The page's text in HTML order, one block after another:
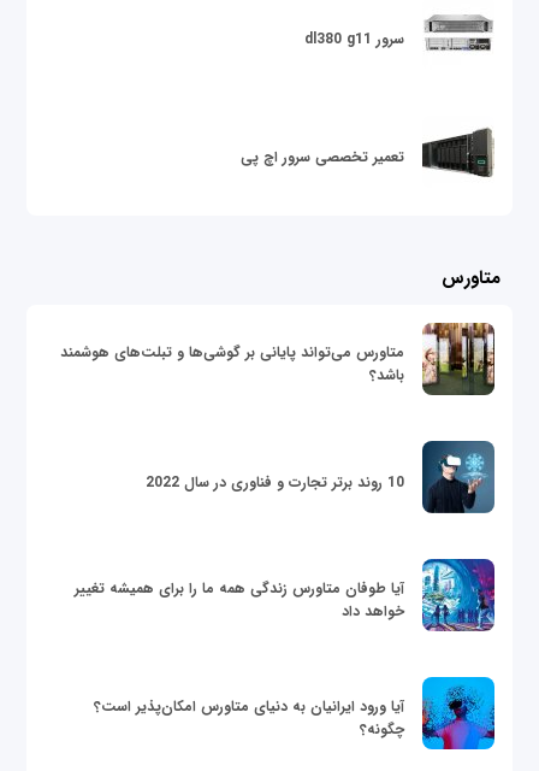
سرور dl380 g11
تعمیر تخصصی سرور اچ پی
متاورس
متاورس می‌تواند پایانی بر گوشی‌ها و تبلت‌های هوشمند
باشد؟
10 روند برتر تجارت و فناوری در سال 2022
آیا طوفان متاورس زندگی همه ما را برای همیشه تغییر
خواهد داد
آیا ورود ایرانیان به دنیای متاورس امکان‌پذیر است؟
چگونه؟